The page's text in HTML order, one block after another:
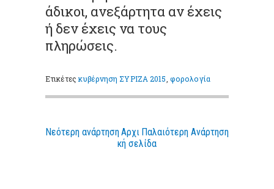
άδικοι, ανεξάρτητα αν έχεις
ή δεν έχεις να τους
πληρώσεις.
Ετικέτεςκυβέρνηση ΣΥΡΙΖΑ 2015 φορολογία
Νεότερη ανάρτηση Παλαιότερη Ανάρτηση
Αρχι
κή σελίδα